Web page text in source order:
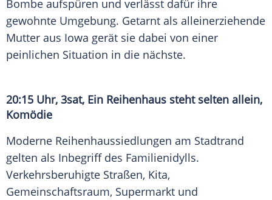
Bombe aufspüren und verlässt dafür ihre
gewohnte Umgebung. Getarnt als alleinerziehende
Mutter aus Iowa gerät sie dabei von einer
peinlichen Situation in die nächste.
20:15 Uhr, 3sat, Ein Reihenhaus steht selten allein,
Komödie
Moderne Reihenhaussiedlungen am Stadtrand
gelten als Inbegriff des Familienidylls.
Verkehrsberuhigte Straßen, Kita,
Gemeinschaftsraum, Supermarkt und